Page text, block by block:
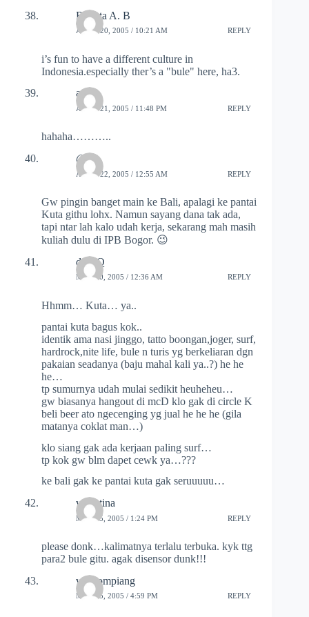
Radyta A. B
APRIL 20, 2005 / 10:21 AM REPLY
i’s fun to have a different culture in
Indonesia.especially ther’s a "bule" here, ha3.
anto
APRIL 21, 2005 / 11:48 PM REPLY
hahaha………..
@vip
APRIL 22, 2005 / 12:55 AM REPLY
Gw pingin banget main ke Bali, apalagi ke pantai
Kuta githu lohx. Namun sayang dana tak ada,
tapi ntar lah kalo udah kerja, sekarang mah masih
kuliah dulu di IPB Bogor. 😉
dee_Q
MAY 10, 2005 / 12:36 AM REPLY
Hhmm… Kuta… ya..
pantai kuta bagus kok..
identik ama nasi jinggo, tatto boongan,joger, surf,
hardrock,nite life, bule n turis yg berkeliaran dgn
pakaian seadanya (baju mahal kali ya..?) he he
he…
tp sumurnya udah mulai sedikit heuheheu…
gw biasanya hangout di mcD klo gak di circle K
beli beer ato ngecenging yg jual he he he (gila
matanya coklat man…)
klo siang gak ada kerjaan paling surf…
tp kok gw blm dapet cewk ya…???
ke bali gak ke pantai kuta gak seruuuuu…
valentina
MAY 15, 2005 / 1:24 PM REPLY
please donk…kalimatnya terlalu terbuka. kyk ttg
para2 bule gitu. agak disensor dunk!!!
vankompiang
MAY 15, 2005 / 4:59 PM REPLY